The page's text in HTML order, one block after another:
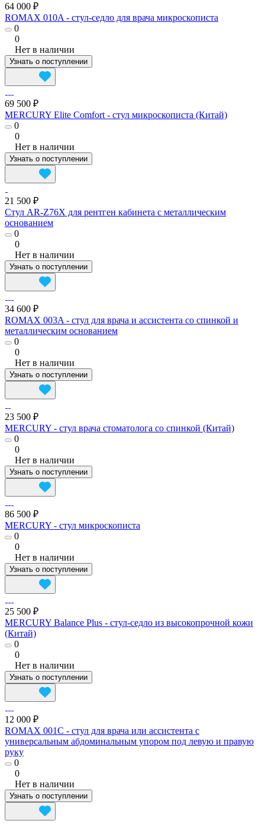
64 000 ₽
ROMAX 010A - стул-седло для врача микроскописта
0
0
Нет в наличии
Узнать о поступлении
69 500 ₽
MERCURY Elite Comfort - cтул микроскописта (Китай)
0
0
Нет в наличии
Узнать о поступлении
21 500 ₽
Стул AR-Z76Х для рентген кабинета с металлическим
основанием
0
0
Нет в наличии
Узнать о поступлении
34 600 ₽
ROMAX 003A - стул для врача и ассистента со спинкой и
металлическим основанием
0
0
Нет в наличии
Узнать о поступлении
23 500 ₽
MERCURY - cтул врача стоматолога со спинкой (Китай)
0
0
Нет в наличии
Узнать о поступлении
86 500 ₽
MERCURY - cтул микроскописта
0
0
Нет в наличии
Узнать о поступлении
25 500 ₽
MERCURY Balance Plus - cтул-седло из высокопрочной кожи
(Китай)
0
0
Нет в наличии
Узнать о поступлении
12 000 ₽
ROMAX 001C - стул для врача или ассистента с
универсальным абдоминальным упором под левую и правую
руку
0
0
Нет в наличии
Узнать о поступлении